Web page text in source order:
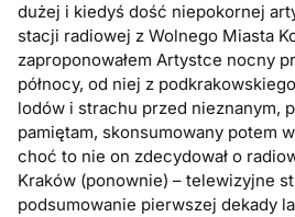
dużej i kiedyś dość niepokornej
stacji radiowej z Wolnego Miasta
zaproponowałem Artystce nocny
północy, od niej z
lodów i strachu przed nieznanym,
pamiętam, skonsumowany potem
choć to nie on zdecydował o
Kraków (ponownie) – telewizyjne
podsumowanie pierwszej dekady